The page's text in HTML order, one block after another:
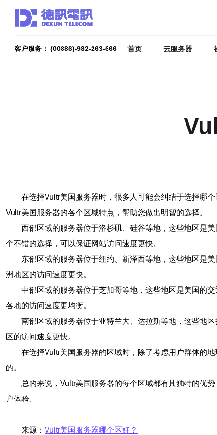
客户服务： (00886)-982-263-666 首页 云服务器
在选择Vultr美国服务器时，很多人可能会纠结于选择哪
Vultr美国服务器的各个区域特点，帮助您做出明智的选择。
西部区域的服务器位于洛杉矶、硅谷等地，这些地区是
个不错的选择，可以保证网站访问速度更快。
东部区域的服务器位于纽约、新泽西等地，这些地区是
洲地区的访问速度更快。
中部区域的服务器位于芝加哥等地，这些地区是美国的
各地的访问速度更均衡。
南部区域的服务器位于亚特兰大、达拉斯等地，这些地
区的访问速度更快。
在选择Vultr美国服务器的区域时，除了考虑用户群体的
的。
总的来说，Vultr美国服务器的每个区域都有其独特的优
户体验。
来源： Vultr美国服务器哪个区好？